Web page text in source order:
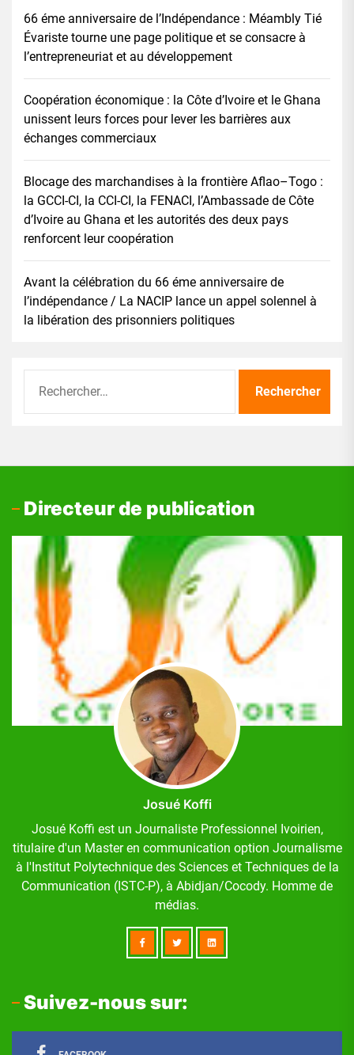
66 éme anniversaire de l’Indépendance : Méambly Tié
Évariste tourne une page politique et se consacre à
l’entrepreneuriat et au développement
Coopération économique : la Côte d’Ivoire et le Ghana
unissent leurs forces pour lever les barrières aux
échanges commerciaux
Blocage des marchandises à la frontière Aflao–Togo :
la GCCI-CI, la CCI-CI, la FENACI, l’Ambassade de Côte
d’Ivoire au Ghana et les autorités des deux pays
renforcent leur coopération
Avant la célébration du 66 éme anniversaire de
l’indépendance / La NACIP lance un appel solennel à
la libération des prisonniers politiques
Directeur de publication
Josué Koffi
Josué Koffi est un Journaliste Professionnel Ivoirien,
titulaire d'un Master en communication option Journalisme
à l'Institut Polytechnique des Sciences et Techniques de la
Communication (ISTC-P), à Abidjan/Cocody. Homme de
médias.
Suivez-nous sur: